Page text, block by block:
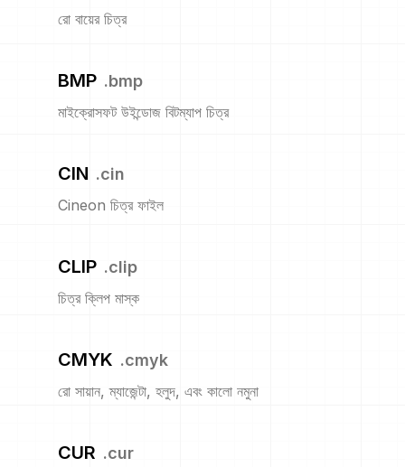
রো বায়ের চিত্র
BMP .bmp
মাইক্রোসফট উইন্ডোজ বিটম্যাপ চিত্র
CIN .cin
Cineon চিত্র ফাইল
CLIP .clip
চিত্র ক্লিপ মাস্ক
CMYK .cmyk
রো সায়ান, ম্যাজেন্টা, হলুদ, এবং কালো নমুনা
CUR .cur